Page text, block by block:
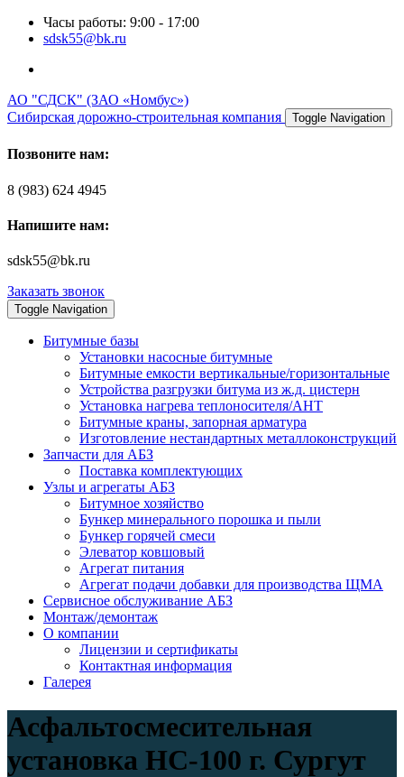
Часы работы: 9:00 - 17:00
sdsk55@bk.ru
АО "СДСК" (ЗАО «Номбус»)
Сибирская дорожно-строительная компания
Toggle Navigation
Позвоните нам:
8 (983) 624 4945
Напишите нам:
sdsk55@bk.ru
Заказать звонок
Toggle Navigation
Битумные базы
Установки насосные битумные
Битумные емкости вертикальные/горизонтальные
Устройства разгрузки битума из ж.д. цистерн
Установка нагрева теплоносителя/АНТ
Битумные краны, запорная арматура
Изготовление нестандартных металлоконструкций
Запчасти для АБЗ
Поставка комплектующих
Узлы и агрегаты АБЗ
Битумное хозяйство
Бункер минерального порошка и пыли
Бункер горячей смеси
Элеватор ковшовый
Агрегат питания
Агрегат подачи добавки для производства ЩМА
Сервисное обслуживание АБЗ
Монтаж/демонтаж
О компании
Лицензии и сертификаты
Контактная информация
Галерея
Асфальтосмесительная
установка НС-100 г. Сургут